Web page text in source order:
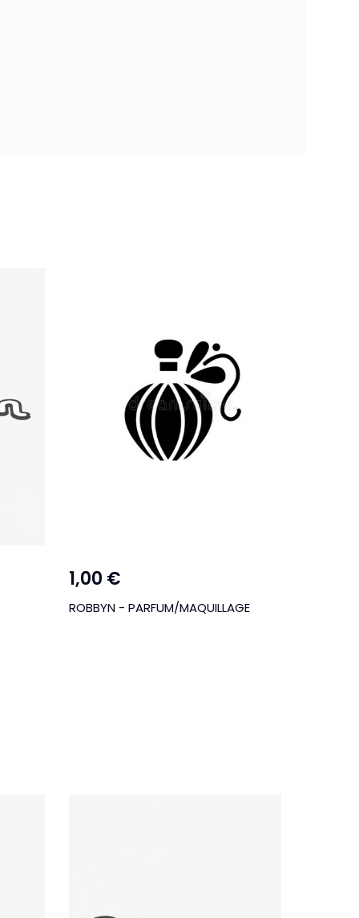
1,00 €
ROBBYN - PARFUM/MAQUILLAGE